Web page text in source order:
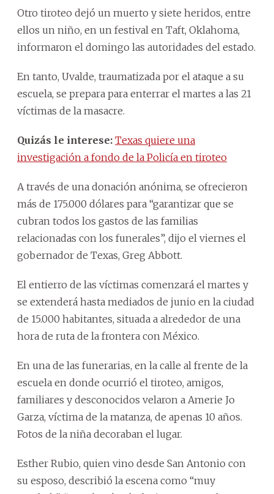
Otro tiroteo dejó un muerto y siete heridos, entre
ellos un niño, en un festival en Taft, Oklahoma,
informaron el domingo las autoridades del estado.
En tanto, Uvalde, traumatizada por el ataque a su
escuela, se prepara para enterrar el martes a las 21
víctimas de la masacre.
Quizás le interese: Texas quiere una
investigación a fondo de la Policía en tiroteo
A través de una donación anónima, se ofrecieron
más de 175.000 dólares para “garantizar que se
cubran todos los gastos de las familias
relacionadas con los funerales”, dijo el viernes el
gobernador de Texas, Greg Abbott.
El entierro de las víctimas comenzará el martes y
se extenderá hasta mediados de junio en la ciudad
de 15.000 habitantes, situada a alrededor de una
hora de ruta de la frontera con México.
En una de las funerarias, en la calle al frente de la
escuela en donde ocurrió el tiroteo, amigos,
familiares y desconocidos velaron a Amerie Jo
Garza, víctima de la matanza, de apenas 10 años.
Fotos de la niña decoraban el lugar.
Esther Rubio, quien vino desde San Antonio con
su esposo, describió la escena como “muy